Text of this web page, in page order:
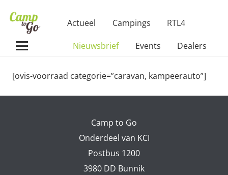
Actueel Campings RTL4
Nieuwsbrief Events Dealers
[ovis-voorraad categorie=”caravan, kampeerauto”]
Camp to Go
Onderdeel van KCI
Postbus 1200
3980 DD Bunnik